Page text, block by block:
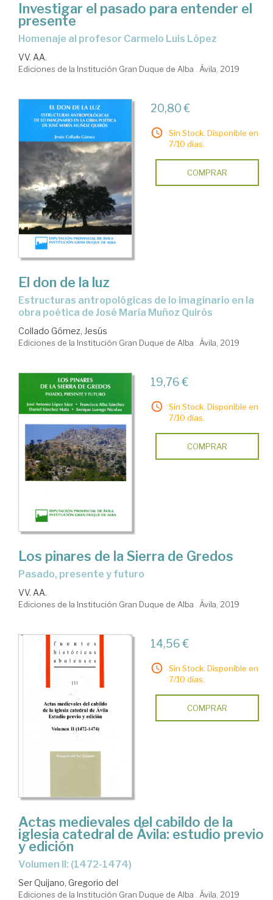
Investigar el pasado para entender el
presente
Homenaje al profesor Carmelo Luis López
VV. AA.
Ediciones de la Institución Gran Duque de Alba . Ávila, 2019
20,80 €
Sin Stock. Disponible en
7/10 días.
COMPRAR
El don de la luz
estructuras antropológicas de lo imaginario en la
obra poética de José María Muñoz Quirós
Collado Gómez, Jesús
Ediciones de la Institución Gran Duque de Alba . Ávila, 2019
19,76 €
Sin Stock. Disponible en
7/10 días.
COMPRAR
Los pinares de la Sierra de Gredos
pasado, presente y futuro
VV. AA.
Ediciones de la Institución Gran Duque de Alba . Ávila, 2019
14,56 €
Sin Stock. Disponible en
7/10 días.
COMPRAR
Actas medievales del cabildo de la
iglesia catedral de Ávila: estudio previo
y edición
Volumen II: (1472-1474)
Ser Quijano, Gregorio del
Ediciones de la Institución Gran Duque de Alba . Ávila, 2019